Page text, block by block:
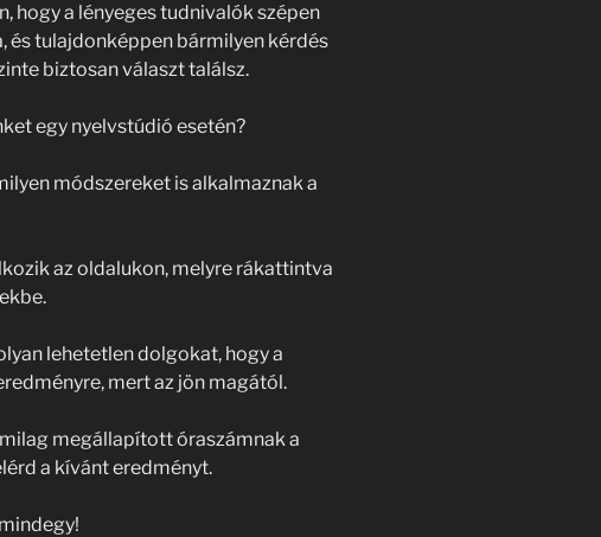
hogy a lényeges tudnivalók szépen
és tulajdonképpen bármilyen kérdés
biztosan választ találsz.
egy nyelvstúdió esetén?
módszereket is alkalmaznak a
az oldalukon, melyre rákattintva
lehetetlen dolgokat, hogy a
mert az jön magától.
megállapított óraszámnak a
a kívánt eredményt.